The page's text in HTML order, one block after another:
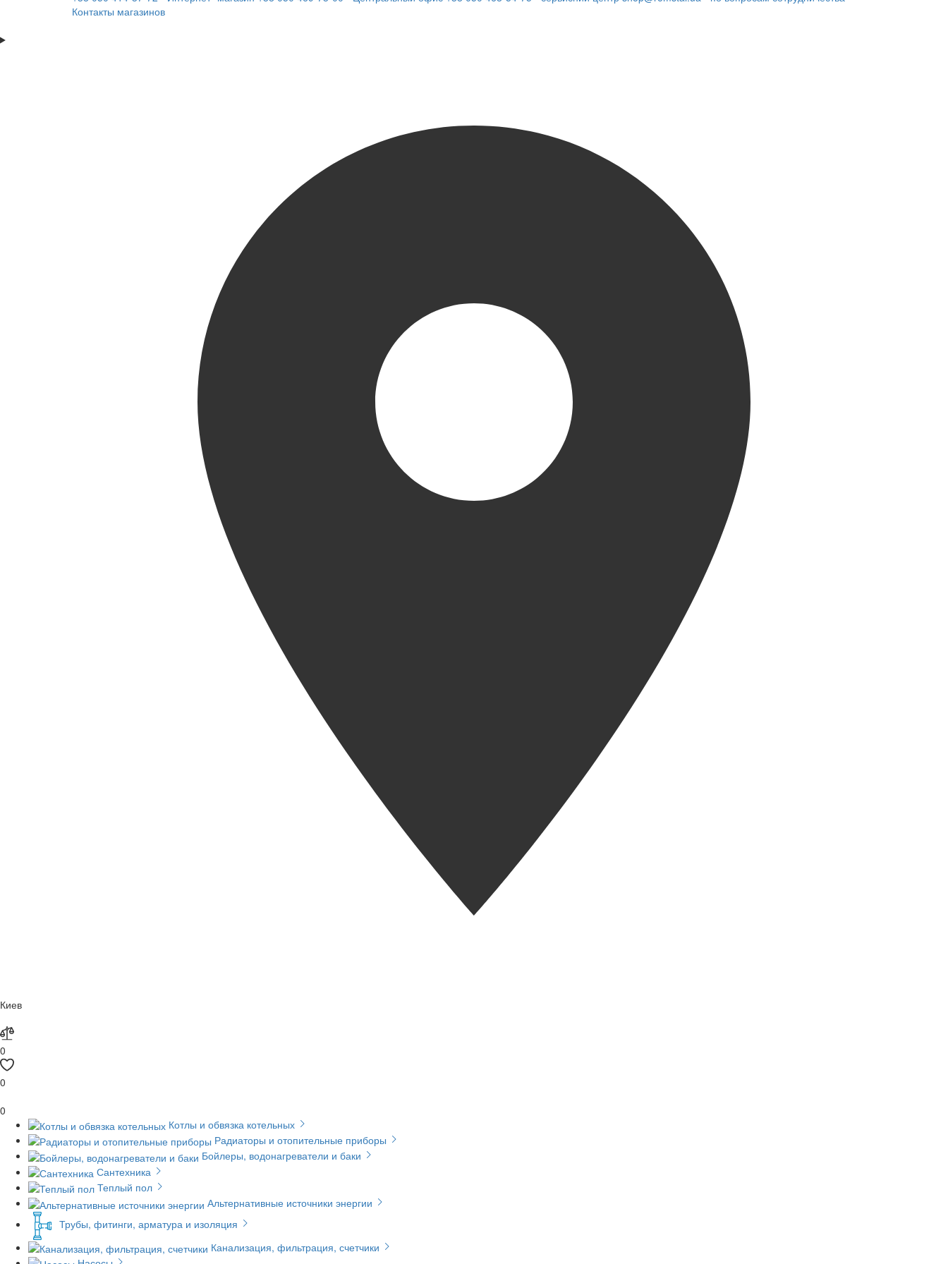
Контакты магазинов
Киев
0
0
0
Котлы и обвязка котельных
Радиаторы и отопительные приборы
Бойлеры, водонагреватели и баки
Сантехника
Теплый пол
Альтернативные источники энергии
Трубы, фитинги, арматура и изоляция
Канализация, фильтрация, счетчики